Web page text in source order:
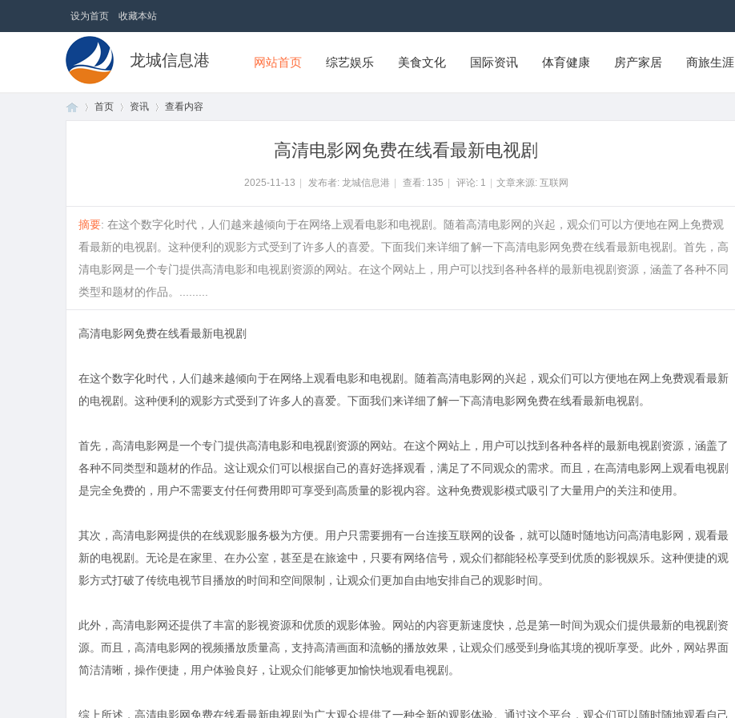
设为首页 收藏本站
龙城信息港 网站首页 综艺娱乐 美食文化 国际资讯 体育健康 房产家居 商旅生涯
首页 资讯 查看内容
高清电影网免费在线看最新电视剧
2025-11-13 发布者: 龙城信息港 查看: 135 评论: 1 文章来源: 互联网
摘要: 在这个数字化时代，人们越来越倾向于在网络上观看电影和电视剧。随着高清电影网的兴起，观众们可以方便地在网上免费观
看最新的电视剧。这种便利的观影方式受到了许多人的喜爱。下面我们来详细了解一下高清电影网免费在线看最新电视剧。首先，高
清电影网是一个专门提供高清电影和电视剧资源的网站。在这个网站上，用户可以找到各种各样的最新电视剧资源，涵盖了各种不同
类型和题材的作品。.........
高清电影网免费在线看最新电视剧
在这个数字化时代，人们越来越倾向于在网络上观看电影和电视剧。随着高清电影网的兴起，观众们可以方便地在网上免费观看最新
的电视剧。这种便利的观影方式受到了许多人的喜爱。下面我们来详细了解一下高清电影网免费在线看最新电视剧。
首先，高清电影网是一个专门提供高清电影和电视剧资源的网站。在这个网站上，用户可以找到各种各样的最新电视剧资源，涵盖了
各种不同类型和题材的作品。这让观众们可以根据自己的喜好选择观看，满足了不同观众的需求。而且，在高清电影网上观看电视剧
是完全免费的，用户不需要支付任何费用即可享受到高质量的影视内容。这种免费观影模式吸引了大量用户的关注和使用。
其次，高清电影网提供的在线观影服务极为方便。用户只需要拥有一台连接互联网的设备，就可以随时随地访问高清电影网，观看最
新的电视剧。无论是在家里、在办公室，甚至是在旅途中，只要有网络信号，观众们都能轻松享受到优质的影视娱乐。这种便捷的观
影方式打破了传统电视节目播放的时间和空间限制，让观众们更加自由地安排自己的观影时间。
此外，高清电影网还提供了丰富的影视资源和优质的观影体验。网站的内容更新速度快，总是第一时间为观众们提供最新的电视剧资
源。而且，高清电影网的视频播放质量高，支持高清画面和流畅的播放效果，让观众们感受到身临其境的视听享受。此外，网站界面
简洁清晰，操作便捷，用户体验良好，让观众们能够更加愉快地观看电视剧。
综上所述，高清电影网免费在线看最新电视剧为广大观众提供了一种全新的观影体验。通过这个平台，观众们可以随时随地观看自己